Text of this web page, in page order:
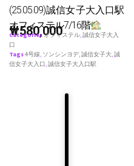
(25.05.09)誠信女子大入口駅
オフィステル7/16階
₩580,000
Categoriesオフィステル 誠信女子大入
口
Tags4号線 ソンシンヨデ 誠信女子大 誠
信女子大入口 誠信女子大入口駅